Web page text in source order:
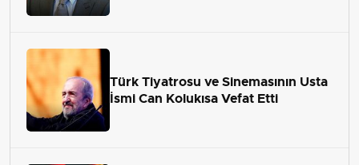
Türk Tiyatrosu ve Sinemasının Usta
İsmi Can Kolukısa Vefat Etti